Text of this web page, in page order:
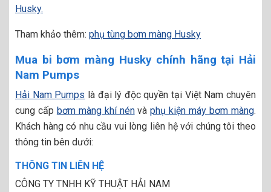
Husky.
Tham khảo thêm: phụ tùng bơm màng Husky
Mua bi bơm màng Husky chính hãng tại Hải
Nam Pumps
Hải Nam Pumps là đại lý độc quyền tại Việt Nam chuyên
cung cấp bơm màng khí nénvàphụ kiện máy bơm màng.
Khách hàng có nhu cầu vui lòng liên hệ với chúng tôi theo
thông tin bên dưới:
THÔNG TIN LIÊN HỆ
CÔNG TY TNHH KỸ THUẬT HẢI NAM